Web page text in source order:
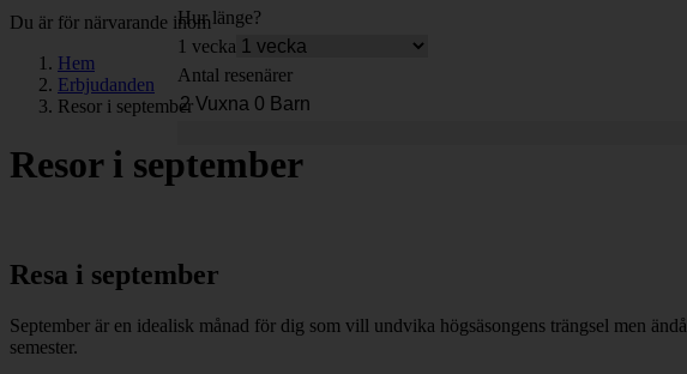
Hur länge?
1 vecka
Antal resenärer
Du är för närvarande inom
Hem
Erbjudanden
Resor i september
Resor i september
Resa i september
September är en idealisk månad för dig som vill undvika högsäsongens trängsel men
semester.